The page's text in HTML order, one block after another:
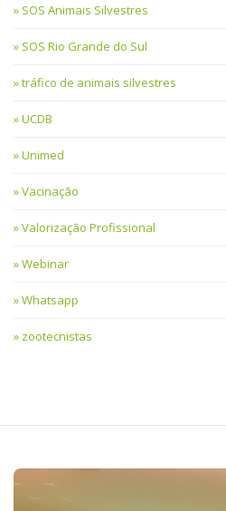
SOS Animais Silvestres
SOS Rio Grande do Sul
tráfico de animais silvestres
UCDB
Unimed
Vacinação
Valorização Profissional
Webinar
Whatsapp
zootecnistas